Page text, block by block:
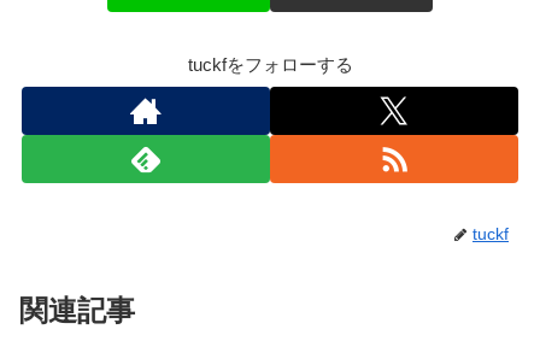
tuckfをフォローする
tuckf
関連記事